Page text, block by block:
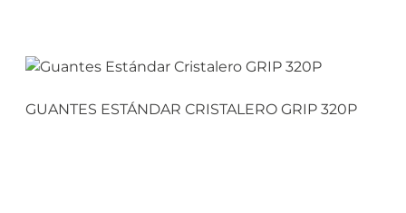
GUANTES ESTÁNDAR CRISTALERO GRIP 320P